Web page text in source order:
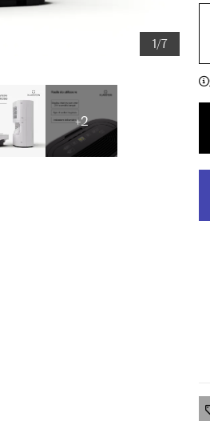
1/7
+2